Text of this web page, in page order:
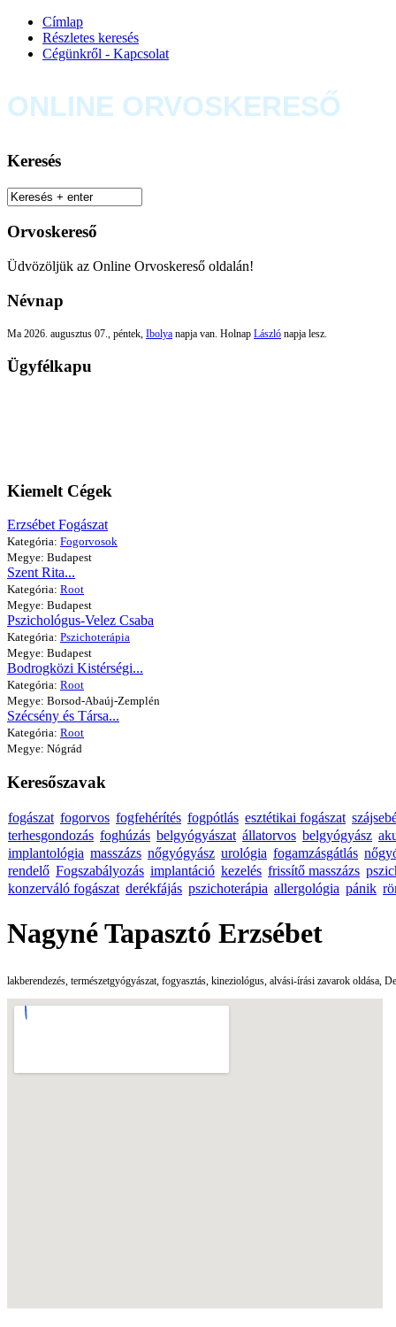
Címlap
Részletes keresés
Cégünkről - Kapcsolat
ONLINE ORVOSKERESŐ
Keresés
Orvoskereső
Üdvözöljük az Online Orvoskereső oldalán!
Névnap
Ma 2026. augusztus 07., péntek, Ibolya napja van. Holnap László napja lesz.
Ügyfélkapu
Kiemelt Cégek
Erzsébet Fogászat
Kategória: Fogorvosok
Megye: Budapest
Szent Rita...
Kategória: Root
Megye: Budapest
Pszichológus-Velez Csaba
Kategória: Pszichoterápia
Megye: Budapest
Bodrogközi Kistérségi...
Kategória: Root
Megye: Borsod-Abaúj-Zemplén
Szécsény és Társa...
Kategória: Root
Megye: Nógrád
Keresőszavak
fogászat fogorvos fogfehérítés fogpótlás esztétikai fogászat
terhesgondozás foghúzás belgyógyászat állatorvos belgyógyász
implantológia masszázs nőgyógyász urológia fogamzásgátlás
rendelő Fogszabályozás implantáció kezelés frissítő masszázs
konzerváló fogászat derékfájás pszichoterápia allergológia pánik
Nagyné Tapasztó Erzsébet
lakberendezés, természetgyógyászat, fogyasztás, kineziológus, alvási-írási zavarok oldása,